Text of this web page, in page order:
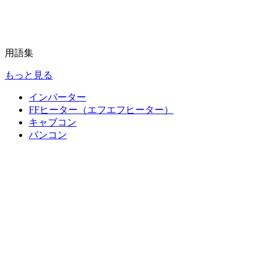
用語集
もっと見る
インバーター
FFヒーター（エフエフヒーター）
キャブコン
バンコン